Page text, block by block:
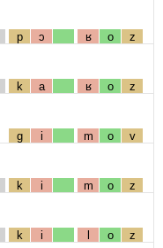
p ɔ ʁ o z
k a ʁ o z
g i m o v
k i m o z
k i l o z